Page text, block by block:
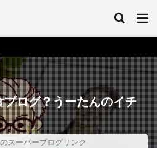
ログ？うーたんのイチ
スーパーブログリンク